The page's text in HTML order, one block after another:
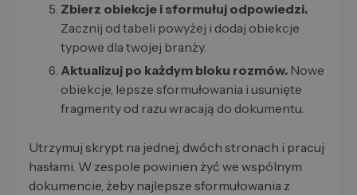
Zbierz obiekcje i sformułuj odpowiedzi.
Zacznij od tabeli powyżej i dodaj obiekcje
typowe dla twojej branży.
Aktualizuj po każdym bloku rozmów. Nowe
obiekcje, lepsze sformułowania i usunięte
fragmenty od razu wracają do dokumentu.
Utrzymuj skrypt na jednej, dwóch stronach i pracuj
hasłami. W zespole powinien żyć we wspólnym
dokumencie, żeby najlepsze sformułowania z